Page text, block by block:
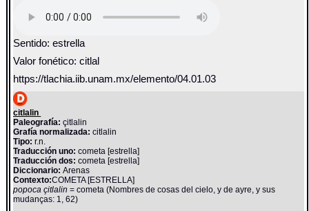
Sentido: estrella
Valor fonético: citlal
https://tlachia.iib.unam.mx/elemento/04.01.03
citlalin
Paleografía: çitlalin
Grafía normalizada: citlalin
Tipo: r.n.
Traducción uno: cometa [estrella]
Traducción dos: cometa [estrella]
Diccionario:Arenas
Contexto:COMETA [ESTRELLA]
popoca çitlalin= cometa (Nombres de cosas del cielo, y de ayre, y sus
mudanças: 1, 62)